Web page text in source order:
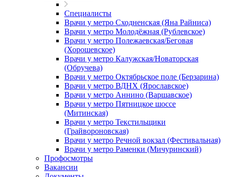
Специалисты
Врачи у метро Сходненская (Яна Райниса)
Врачи у метро Молодёжная (Рублевское)
Врачи у метро Полежаевская/Беговая
(Хорошевское)
Врачи у метро Калужская/Новаторская
(Обручева)
Врачи у метро Октябрьское поле (Берзарина)
Врачи у метро ВДНХ (Ярославское)
Врачи у метро Аннино (Варшавское)
Врачи у метро Пятницкое шоссе
(Митинская)
Врачи у метро Текстильщики
(Грайвороновская)
Врачи у метро Речной вокзал (Фестивальная)
Врачи у метро Раменки (Мичуринский)
Профосмотры
Вакансии